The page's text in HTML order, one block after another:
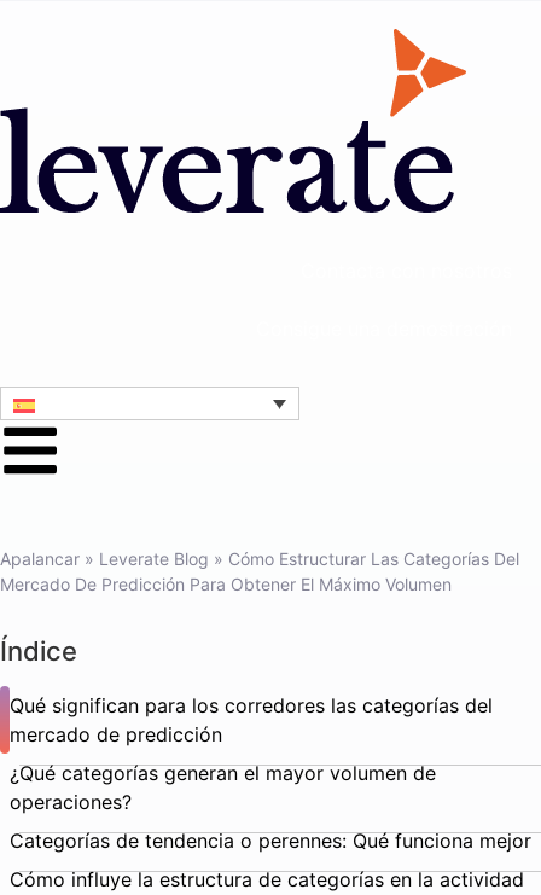
Apalancar » Leverate Blog » Cómo Estructurar Las Categorías Del
Mercado De Predicción Para Obtener El Máximo Volumen
Índice
Qué significan para los corredores las categorías del
mercado de predicción
¿Qué categorías generan el mayor volumen de
operaciones?
Categorías de tendencia o perennes: Qué funciona mejor
Cómo influye la estructura de categorías en la actividad